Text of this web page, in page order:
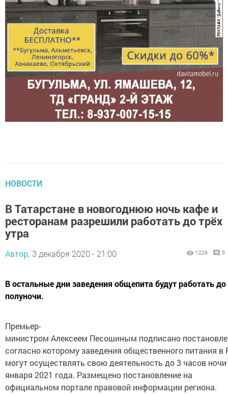
НОВОСТИ
В Татарстане в новогоднюю ночь кафе и
ресторанам разрешили работать до трёх
утра
Автор, 3 декабря 2020 - 21:00 1228 0
В остальные дни заведения общепита будут работать до
полуночи.
Премьер-
министром Алексеем Песошиным подписано
согласно которому заведения общественного питания в
могут осуществлять свою деятельность до 3 часов
января 2021 года. Размещено постановление на
официальном портале правовой информации региона.